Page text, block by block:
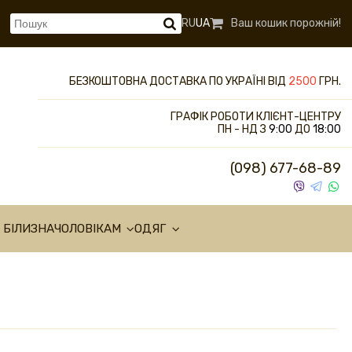
RUUA Ваш кошик порожній!
БЕЗКОШТОВНА ДОСТАВКА ПО УКРАЇНІ ВІД 2500 ГРН.
ГРАФІК РОБОТИ КЛІЄНТ-ЦЕНТРУ
ПН - НД З 9:00 ДО 18:00
(098) 677-68-89
ЧОЛОВІКАМ ОДЯГ